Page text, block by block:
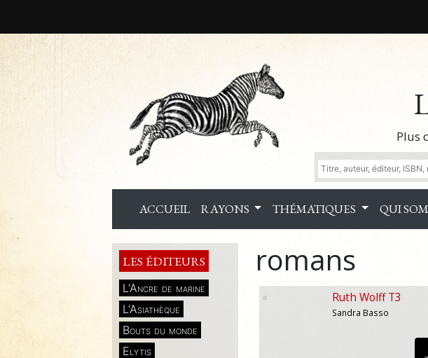
Plus
ACCUEIL RAYONS THÉMATIQUES QUI
LES ÉDITEURS
L'Ancre de marine
L'Asiathèque
Bouts du monde
Elytis
romans
Ruth Wolff T3
Sandra Basso